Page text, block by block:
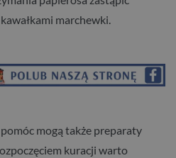
marchewki.
mogą także preparaty
kuracji warto